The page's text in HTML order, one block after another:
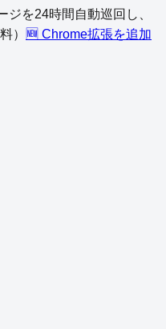
ジを24時間自動巡回し、
）
🆕 Chrome拡張を追加